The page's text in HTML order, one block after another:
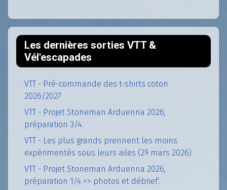
Les dernières sorties VTT &
Vél'escapades
VTT - Pré-commande des t-shirts coton
2026/2027
VTT - Projet Stoneman Arduenna 2026,
préparation 3/4.
VTT - Les plus grands prennent les moins
expérimentés sous leurs ailes (29 mars 2026)
VTT - Projet Stoneman Arduenna 2026,
préparation 1/4 => photos et débrief'.